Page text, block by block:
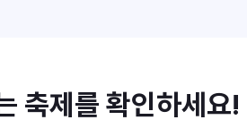
축제를 확인하세요!